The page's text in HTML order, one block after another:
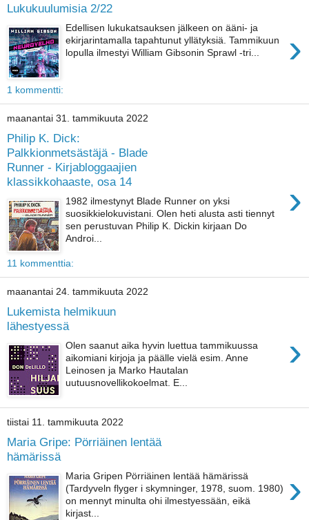
Lukukuulumisia 2/22
›
Edellisen lukukatsauksen jälkeen on ääni- ja
ekirjarintamalla tapahtunut yllätyksiä. Tammikuun
lopulla ilmestyi William Gibsonin Sprawl -tri...
1 kommentti:
maanantai 31. tammikuuta 2022
Philip K. Dick:
Palkkionmetsästäjä - Blade
Runner - Kirjabloggaajien
klassikkohaaste, osa 14
›
1982 ilmestynyt Blade Runner on yksi
suosikkielokuvistani. Olen heti alusta asti tiennyt
sen perustuvan Philip K. Dickin kirjaan Do
Androi...
11 kommenttia:
maanantai 24. tammikuuta 2022
Lukemista helmikuun
lähestyessä
›
Olen saanut aika hyvin luettua tammikuussa
aikomiani kirjoja ja päälle vielä esim. Anne
Leinosen ja Marko Hautalan
uutuusnovellikokoelmat. E...
tiistai 11. tammikuuta 2022
Maria Gripe: Pörriäinen lentää
hämärissä
›
Maria Gripen Pörriäinen lentää hämärissä
(Tardyveln flyger i skymninger, 1978, suom. 1980)
on mennyt minulta ohi ilmestyessään, eikä
kirjast...